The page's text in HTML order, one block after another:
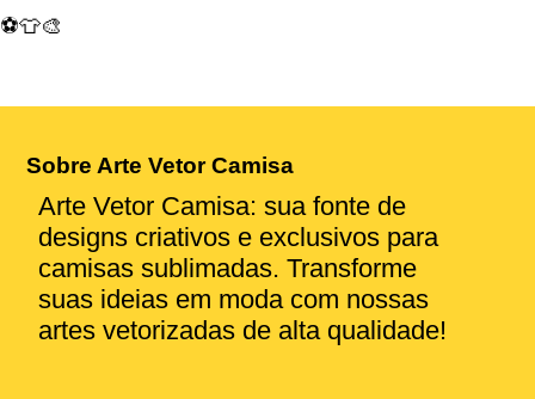
⚽👕🎨
Sobre Arte Vetor Camisa
Arte Vetor Camisa: sua fonte de
designs criativos e exclusivos para
camisas sublimadas. Transforme
suas ideias em moda com nossas
artes vetorizadas de alta qualidade!